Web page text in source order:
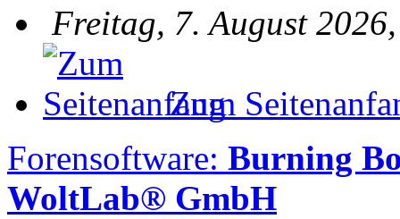
Freitag, 7. August
Zum
Forensoftware: Burning
WoltLab® GmbH